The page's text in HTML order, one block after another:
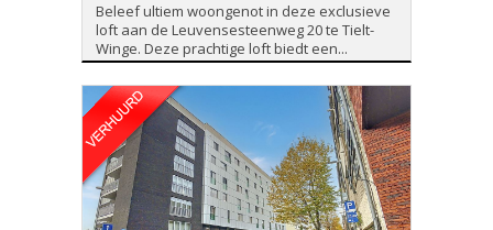
Beleef ultiem woongenot in deze exclusieve
loft aan de Leuvensesteenweg 20 te Tielt-
Winge. Deze prachtige loft biedt een...